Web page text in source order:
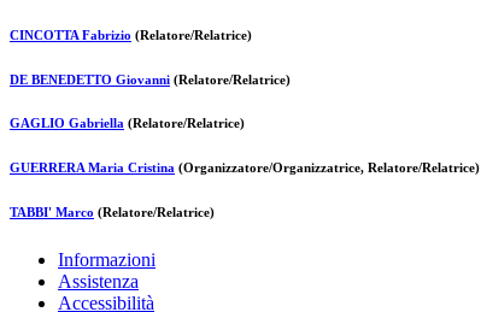
CINCOTTA Fabrizio (Relatore/Relatrice)
DE BENEDETTO Giovanni (Relatore/Relatrice)
GAGLIO Gabriella (Relatore/Relatrice)
GUERRERA Maria Cristina (Organizzatore/Organizzatrice, Relatore/Relatrice)
TABBI' Marco (Relatore/Relatrice)
Informazioni
Assistenza
Accessibilità